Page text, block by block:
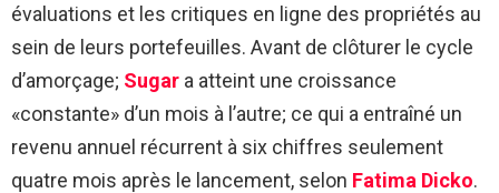
évaluations et les critiques en ligne des propriétés au
sein de leurs portefeuilles. Avant de clôturer le cycle
d’amorçage; Sugar a atteint une croissance
«constante» d’un mois à l’autre; ce qui a entraîné un
revenu annuel récurrent à six chiffres seulement
quatre mois après le lancement, selon Fatima Dicko.